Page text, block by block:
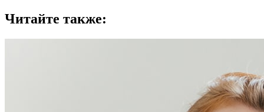
Читайте также: